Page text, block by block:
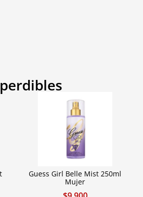
Guess Girl Belle Mist 250ml
Mujer